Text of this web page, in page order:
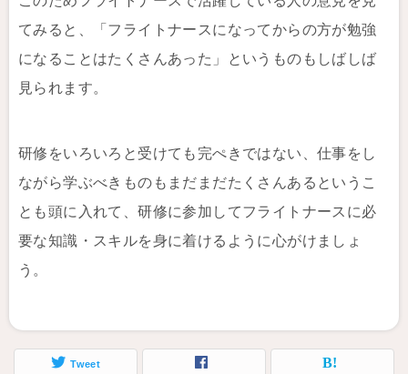
てみると、「フライトナースになってからの方が勉強
になることはたくさんあった」というものもしばしば
見られます。
研修をいろいろと受けても完ぺきではない、仕事をし
ながら学ぶべきものもまだまだたくさんあるというこ
とも頭に入れて、研修に参加してフライトナースに必
要な知識・スキルを身に着けるように心がけましょ
う。
Tweet